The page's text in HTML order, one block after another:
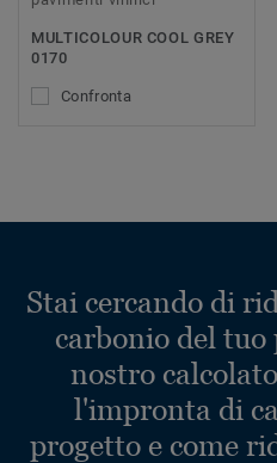
MULTICOLOUR COOL GREY
0170
Confronta
Stai cercando di
carbonio del tuo
nostro
l'impronta di
progetto e come